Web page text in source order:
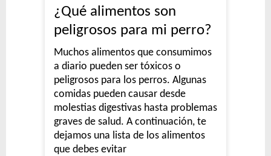
¿Qué alimentos son
peligrosos para mi perro?
Muchos alimentos que consumimos
a diario pueden ser tóxicos o
peligrosos para los perros. Algunas
comidas pueden causar desde
molestias digestivas hasta problemas
graves de salud. A continuación, te
dejamos una lista de los alimentos
que debes evitar